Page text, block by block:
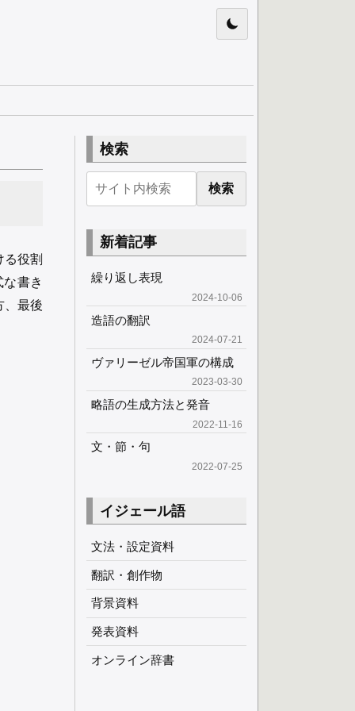
役割
書き
、最後
検索
検索
新着記事
繰り返し表現
2024-10-06
造語の翻訳
2024-07-21
ヴァリーゼル帝国軍の構成
2023-03-30
略語の生成方法と発音
2022-11-16
文・節・句
2022-07-25
イジェール語
文法・設定資料
翻訳・創作物
背景資料
発表資料
オンライン辞書